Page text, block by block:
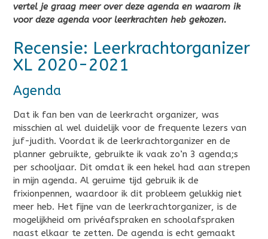
vertel je graag meer over deze agenda en waarom ik
voor deze agenda voor leerkrachten heb gekozen.
Recensie: Leerkrachtorganizer
XL 2020-2021
Agenda
Dat ik fan ben van de leerkracht organizer, was
misschien al wel duidelijk voor de frequente lezers van
juf-judith. Voordat ik de leerkrachtorganizer en de
planner gebruikte, gebruikte ik vaak zo’n 3 agenda;s
per schooljaar. Dit omdat ik een hekel had aan strepen
in mijn agenda. Al geruime tijd gebruik ik de
frixionpennen, waardoor ik dit probleem gelukkig niet
meer heb. Het fijne van de leerkrachtorganizer, is de
mogelijkheid om privéafspraken en schoolafspraken
naast elkaar te zetten. De agenda is echt gemaakt